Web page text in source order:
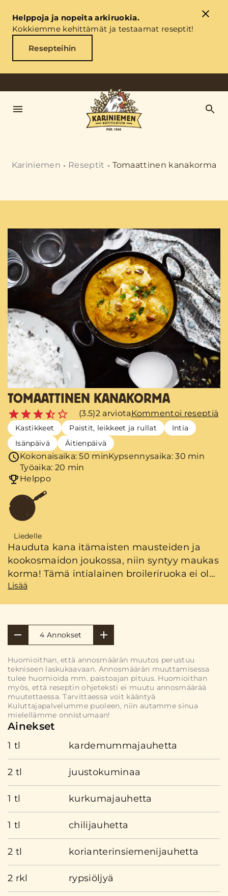
Helppoja ja nopeita arkiruokia.
Kokkiemme kehittämät ja testaamat reseptit!
Resepteihin
Kariniemen Reseptit Tomaattinen kanakorma
TOMAATTINEN KANAKORMA
(3.5)2 arviotaKommentoi reseptiä
Kastikkeet Paistit, leikkeet ja rullat
Intia
Isänpäivä
Äitienpäivä
Kokonaisaika: 50 minKypsennysaika: 30 min
Työaika: 20 min
Helppo
Liedelle
Hauduta kana itämaisten mausteiden ja
kookosmaidon joukossa, niin syntyy maukas
korma! Tämä intialainen broileriruoka ei ole
kovin tulinen, joten se sopii hyvin myös
Lisää
4 Annokset
Huomioithan, että annosmäärän muutos perustuu
tekniseen laskukaavaan. Annosmäärän muuttamisessa
tulee huomioida mm. paistoajan pituus. Huomioithan
myös, että reseptin ohjeteksti ei muutu annosmäärää
muutettaessa. Tarvittaessa voit kääntyä
Kuluttajapalvelumme puoleen, niin autamme sinua
mielellämme onnistumaan!
Ainekset
1 tl kardemummajauhetta
2 tl juustokuminaa
1 tl kurkumajauhetta
1 tl chilijauhetta
2 tl korianterinsiemenijauhetta
2 rkl rypsiöljyä